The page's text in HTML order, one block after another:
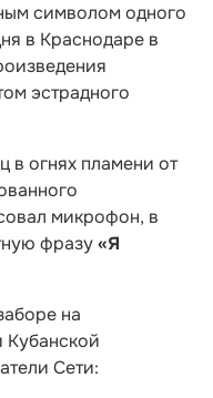
символом одного
в Краснодаре в
эстрадного
в огнях пламени от
микрофон, в
фразу«Я
на
Кубанской
Сети: